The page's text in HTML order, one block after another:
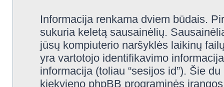
Informacija renkama dviem būdais.
sukuria keletą sausainėlių.
jūsų kompiuterio naršyklės laikinų
yra vartotojo identifikavimo
informacija (toliau “sesijos id”). Šie
kiekvieno phpBB programinės